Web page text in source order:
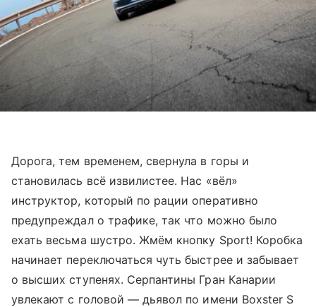
Дорога, тем временем, свернула в горы и
становилась всё извилистее. Нас «вёл»
инструктор, который по рации оперативно
предупреждал о трафике, так что можно было
ехать весьма шустро. Жмём кнопку Sport! Коробка
начинает переключаться чуть быстрее и забывает
о высших ступенях. Серпантины Гран Канарии
увлекают с головой — дьявол по имени Boxster S